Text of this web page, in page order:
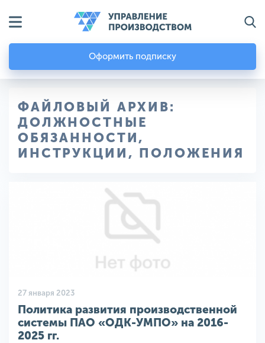
Оформить подписку
ФАЙЛОВЫЙ АРХИВ:
ДОЛЖНОСТНЫЕ
ОБЯЗАННОСТИ,
ИНСТРУКЦИИ, ПОЛОЖЕНИЯ
27 января 2023
Политика развития производственной
системы ПАО «ОДК-УМПО» на 2016-
2025 гг.